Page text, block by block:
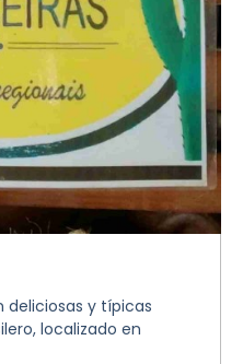
deliciosas y típicas
localizado en